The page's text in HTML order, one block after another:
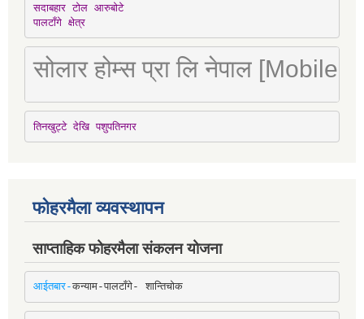
सदाबहार टोल आरुबोटे
पालटाँगे क्षेत्र
सोलार होम्स प्रा लि नेपाल [Mobile
तिनखुट्टे देखि पशुपतिनगर
फोहरमैला व्यवस्थापन
साप्ताहिक फोहरमैला संकलन योजना
आईतबार-कन्याम-पालटाँगे- शान्तिचोक